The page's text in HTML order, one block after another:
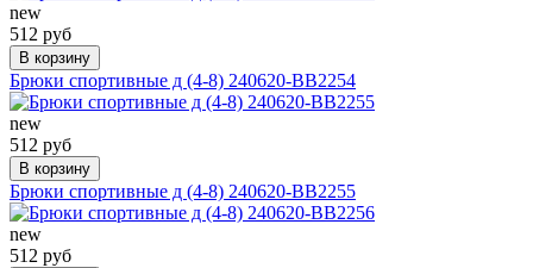
new
512 руб
В корзину
Брюки спортивные д (4-8) 240620-BB2254
new
512 руб
В корзину
Брюки спортивные д (4-8) 240620-BB2255
new
512 руб